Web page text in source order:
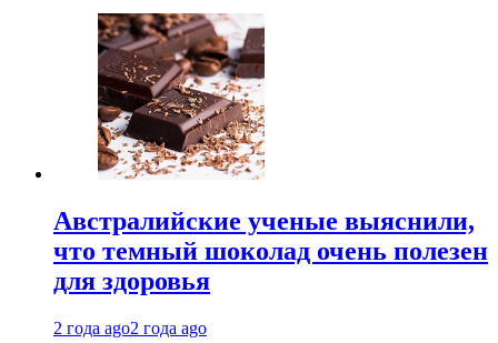
Австралийские ученые выяснили,
что темный шоколад очень полезен
для здоровья
2 года ago2 года ago